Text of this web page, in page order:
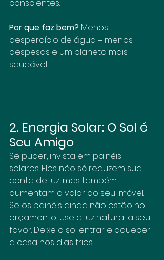
conscientes.
Por que faz bem? Menos
desperdício de água = menos
despesas e um planeta mais
saudável.
2. Energia Solar: O Sol é
Seu Amigo
Se puder, invista em painéis
solares. Eles não só reduzem sua
conta de luz, mas também
aumentam o valor do seu imóvel.
Se os painéis ainda não estão no
orçamento, use a luz natural a seu
favor. Deixe o sol entrar e aquecer
a casa nos dias frios.